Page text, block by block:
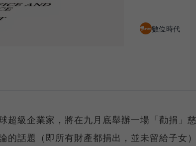
數位時代
超級企業家，將在九月底舉辦一場「勸捐」
的話題（即所有財產都捐出，並未留給子女